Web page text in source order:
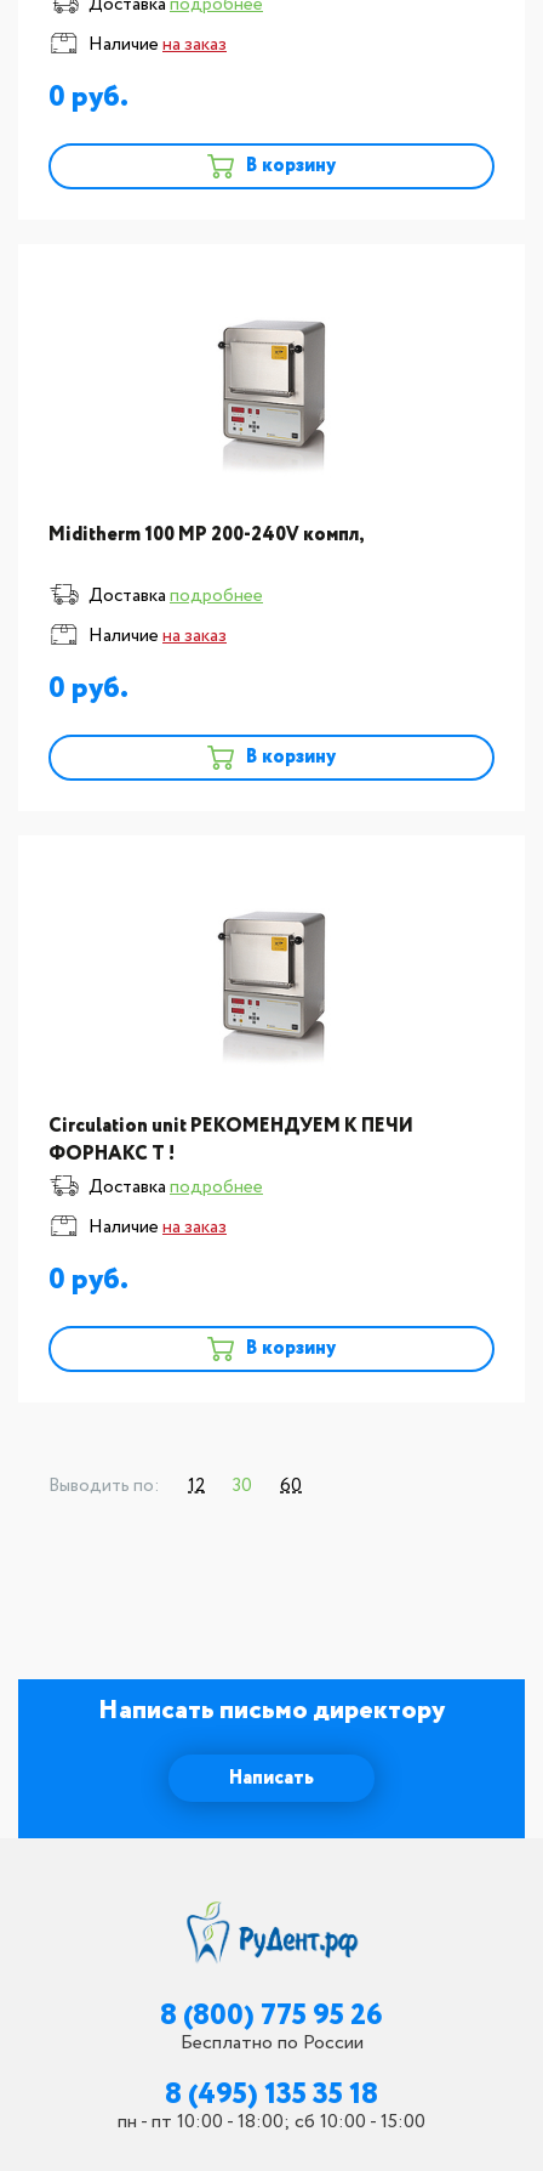
Наличиена заказ
0
В корзину
Miditherm 100 MP 200-240V компл,
Доставкаподробнее
Наличиена заказ
0
В корзину
Circulation unit РЕКОМЕНДУЕМ К ПЕЧИ
ФОРНАКС Т !
Доставкаподробнее
Наличиена заказ
0
В корзину
Выводить по: 12 30 60
Написать письмо директору
Написать
8 (800) 775 95 26
Бесплатно по России
8 (495) 135 35 18
пн - пт 10:00 - 18:00; сб 10:00 - 15:00